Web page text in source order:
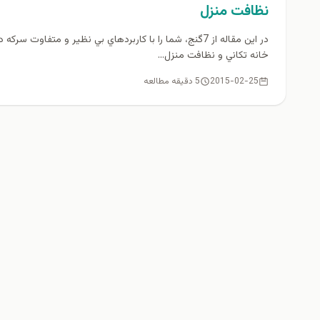
نظافت منزل
در اين مقاله از 7گنج، شما را با كاربردهاي بي نظير و متفاوت سركه
خانه تكاني و نظافت منزل...
2015-02-25 5 دقیقه مطالعه